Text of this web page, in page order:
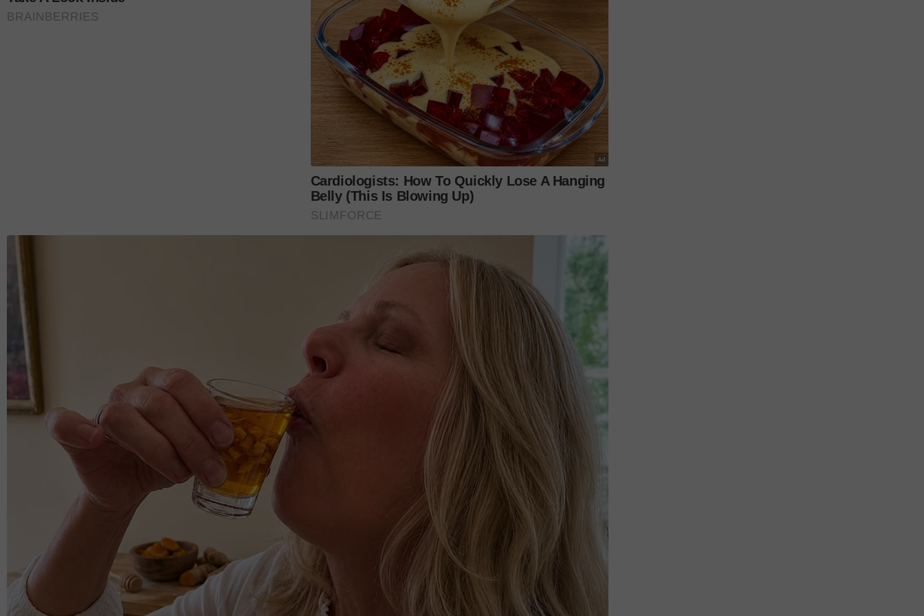
Warganet menzahirkan rasa gembira dengan perkembangan yang dikongsikan naib juara
Akademi Fantasia Musim Ke-7 itu. Tidak kurang yang berkongsi pengalaman masing-masing.
"Kita makan setalam hari pertama tu. Tak sangka Aril kali pertama keluar."
Artikel Berkaitan:
'Selamat hari bapa sayang!' – Fadhlina Sidek kongsi sisi penyayang suami, tegas
agama tapi manja dengan anak
Rebah sebaik selesai azan Maghrib, rupanya ini amalan mulia bilal muda Ahmad
Haziq sebelum dijemput Ilahi. 'Arwah rapat dengan al-Quran'
'Tiada apa yang mustahil bagi ALLAH...' Fatin Nabila kembali bergelar isteri, doa
waktu cium hajarulaswad jadi kenyataan